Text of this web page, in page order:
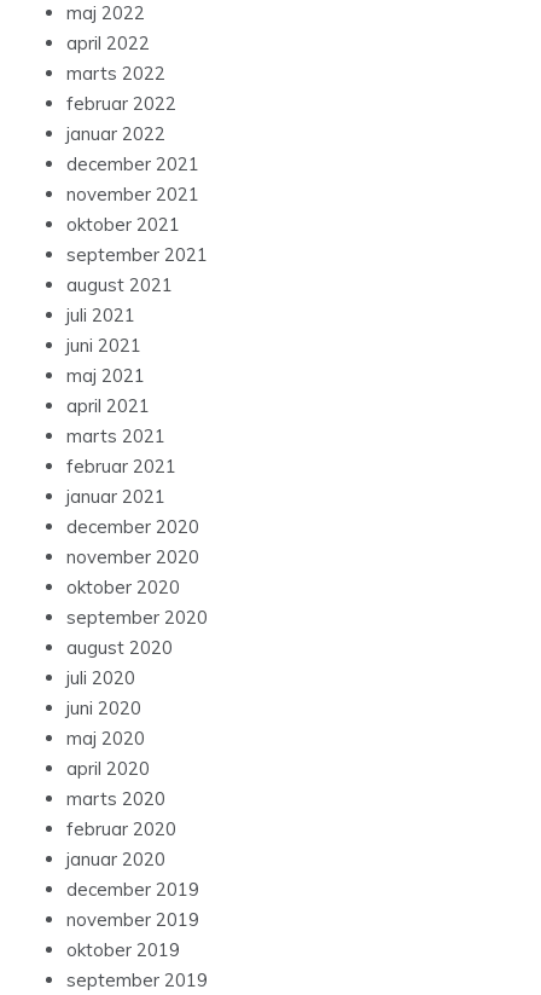
maj 2022
april 2022
marts 2022
februar 2022
januar 2022
december 2021
november 2021
oktober 2021
september 2021
august 2021
juli 2021
juni 2021
maj 2021
april 2021
marts 2021
februar 2021
januar 2021
december 2020
november 2020
oktober 2020
september 2020
august 2020
juli 2020
juni 2020
maj 2020
april 2020
marts 2020
februar 2020
januar 2020
december 2019
november 2019
oktober 2019
september 2019